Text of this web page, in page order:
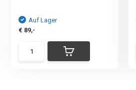
Auf Lager
€ 89,-